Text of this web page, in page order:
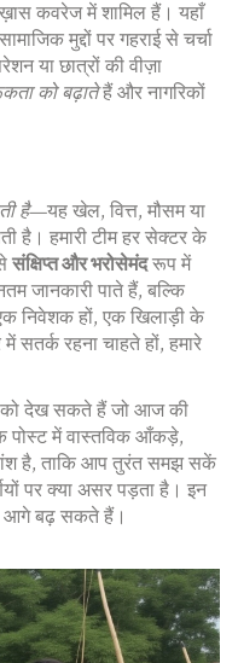
ख़ास कवरेज में शामिल हैं। यहाँ
मुद्दों पर गहराई से चर्चा
या छात्रों की वीज़ा
को बढ़ातेहैं और नागरिकों
है—यह खेल, वित्त, मौसम या
है। हमारी टीम हर सेक्टर के
संक्षिप्त और भरोसेमंदरूप में
जानकारी पाते हैं, बल्कि
निवेशक हों, एक खिलाड़ी के
सतर्क रहना चाहते हों, हमारे
को देख सकते हैं जो आज की
पोस्ट में वास्तविक आँकड़े,
है, ताकि आप तुरंत समझ सकें
पर क्या असर पड़ता है। इन
आगे बढ़ सकते हैं।